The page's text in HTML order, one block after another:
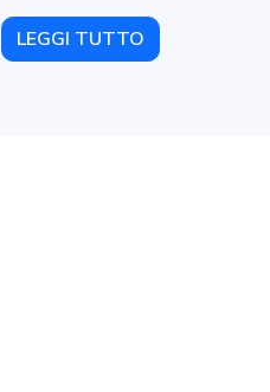
LEGGI TUTTO